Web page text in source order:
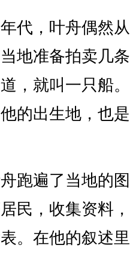
，叶舟偶然从
地准备拍卖几
，就叫一只船
的出生地，也
遍了当地的图
民，收集资料
。在他的叙述